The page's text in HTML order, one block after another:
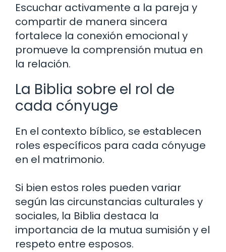
Escuchar activamente a la pareja y
compartir de manera sincera
fortalece la conexión emocional y
promueve la comprensión mutua en
la relación.
La Biblia sobre el rol de
cada cónyuge
En el contexto bíblico, se establecen
roles específicos para cada cónyuge
en el matrimonio.
Si bien estos roles pueden variar
según las circunstancias culturales y
sociales, la Biblia destaca la
importancia de la mutua sumisión y el
respeto entre esposos.